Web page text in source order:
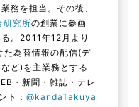
務を担当。その後、
研究所の創業に参画
。2011年12月より
た為替情報の配信(デ
など)を主業務とする
・新聞・雑誌・テレ
ト：@kandaTakuya